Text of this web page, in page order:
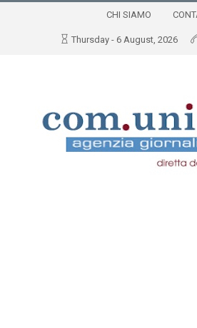
CHI SIAMO
Thursday - 6 August, 2026